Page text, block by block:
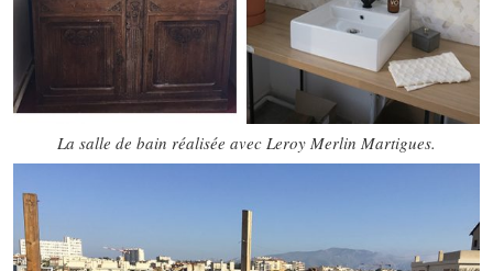
La salle de bain réalisée avec Leroy Merlin Martigues.